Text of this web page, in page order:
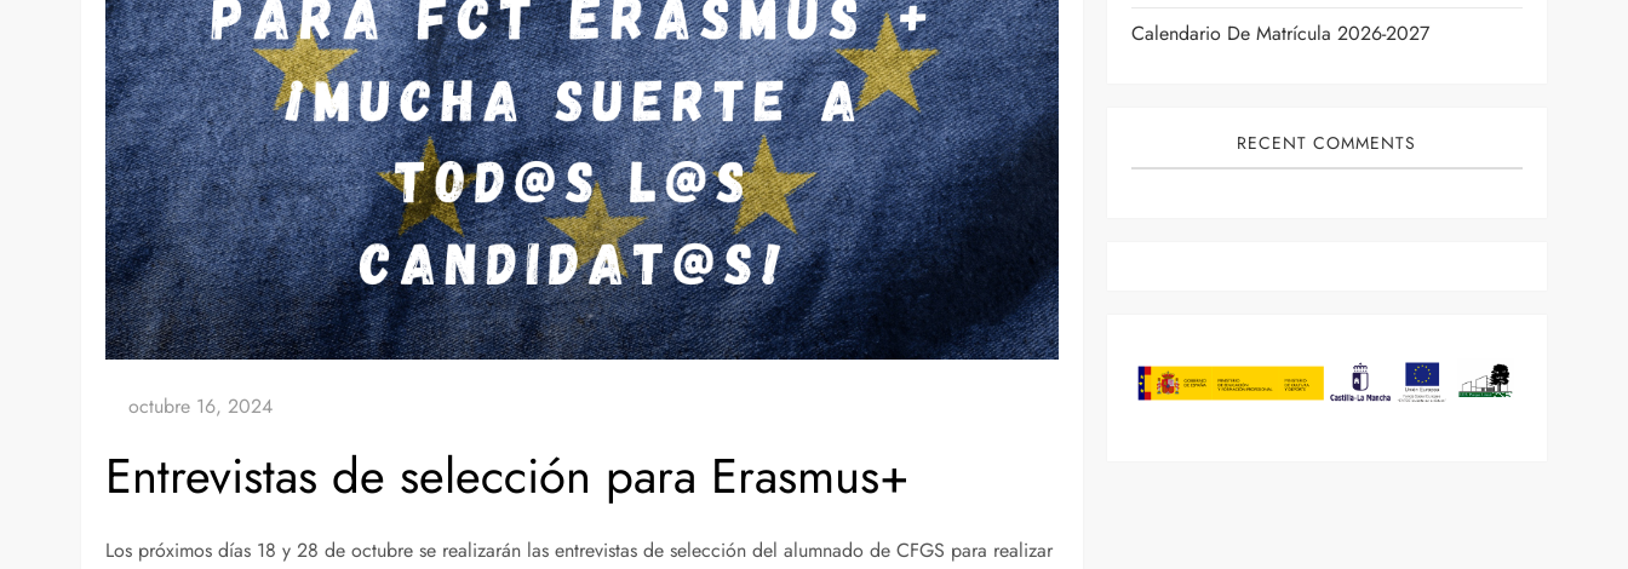
Entrevistas de selección para Erasmus+
Los próximos días 18 y 28 de octubre se realizarán las entrevistas de selección del alumnado de CFGS para realizar
Calendario De Matrícula 2026-2027
RECENT COMMENTS